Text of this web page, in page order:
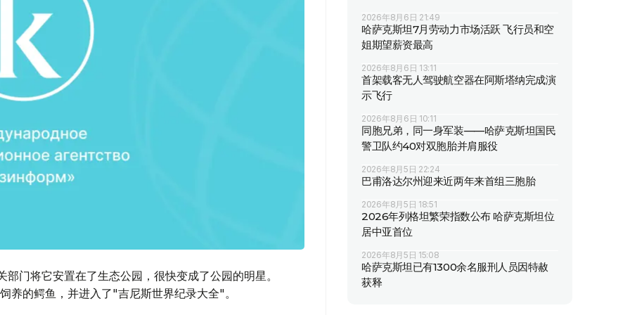
门将它安置在了生态公园，很快变成了公园的明星。
养的鳄鱼，并进入了"吉尼斯世界纪录大全"。
2026年8月6日 21:49
哈萨克斯坦7月劳动力市场活跃 飞行员和空
姐期望薪资最高
2026年8月6日 13:11
首架载客无人驾驶航空器在阿斯塔纳完成演
示飞行
2026年8月6日 10:11
同胞兄弟，同一身军装——哈萨克斯坦国民
警卫队约40对双胞胎并肩服役
2026年8月5日 22:24
巴甫洛达尔州迎来近两年来首组三胞胎
2026年8月5日 18:51
2026年列格坦繁荣指数公布 哈萨克斯坦位
居中亚首位
2026年8月5日 15:08
哈萨克斯坦已有1300余名服刑人员因特赦
获释